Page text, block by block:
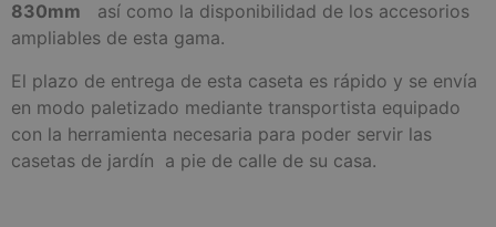
830mm así como la disponibilidad de los accesorios
ampliables de esta gama.
El plazo de entrega de esta caseta es rápido y se envía
en modo paletizado mediante transportista equipado
con la herramienta necesaria para poder servir las
casetas de jardín a pie de calle de su casa.